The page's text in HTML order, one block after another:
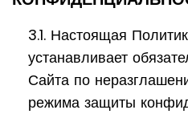
3.1. Настоящая
устанавливает
Сайта по
режима защиты